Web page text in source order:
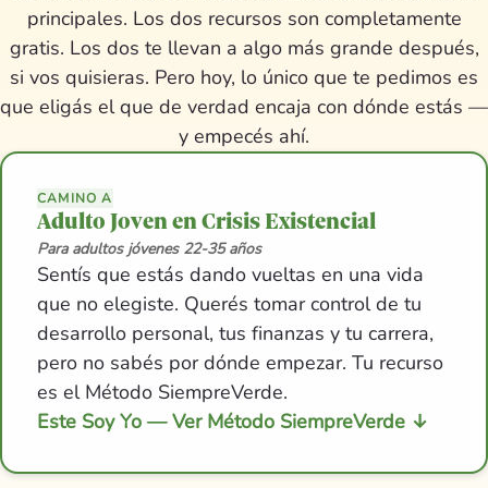
principales. Los dos recursos son completamente
gratis. Los dos te llevan a algo más grande después,
si vos quisieras. Pero hoy, lo único que te pedimos es
que eligás el que de verdad encaja con dónde estás —
y empecés ahí.
CAMINO A
Adulto Joven en Crisis Existencial
Para adultos jóvenes 22-35 años
Sentís que estás dando vueltas en una vida
que no elegiste. Querés tomar control de tu
desarrollo personal, tus finanzas y tu carrera,
pero no sabés por dónde empezar. Tu recurso
es el Método SiempreVerde.
Este Soy Yo — Ver Método SiempreVerde ↓